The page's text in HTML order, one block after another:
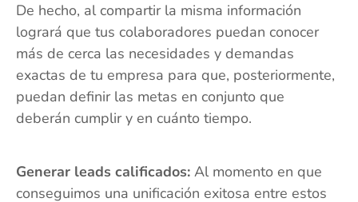
De hecho, al compartir la misma información
logrará que tus colaboradores puedan conocer
más de cerca las necesidades y demandas
exactas de tu empresa para que, posteriormente,
puedan definir las metas en conjunto que
deberán cumplir y en cuánto tiempo.
Generar leads calificados: Al momento en que
conseguimos una unificación exitosa entre estos